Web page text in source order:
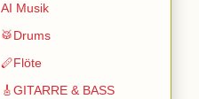
AI Musik
🥁Drums
🪈Flöte
🎸GITARRE & BASS